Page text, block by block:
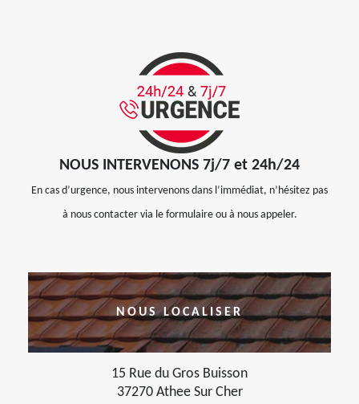
NOUS INTERVENONS 7j/7 et 24h/24
En cas d’urgence, nous intervenons dans l’immédiat, n’hésitez pas
à nous contacter via le formulaire ou à nous appeler.
NOUS LOCALISER
15 Rue du Gros Buisson
37270 Athee Sur Cher